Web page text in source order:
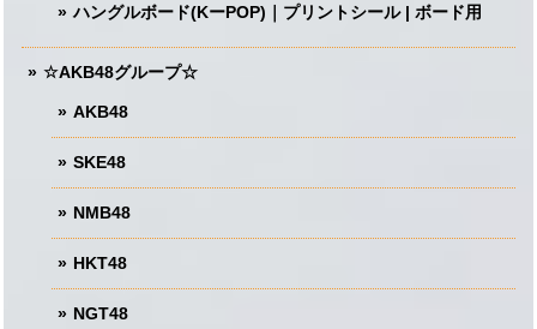
ハングルボード(KーPOP)｜プリントシール | ボード用
☆AKB48グループ☆
AKB48
SKE48
NMB48
HKT48
NGT48